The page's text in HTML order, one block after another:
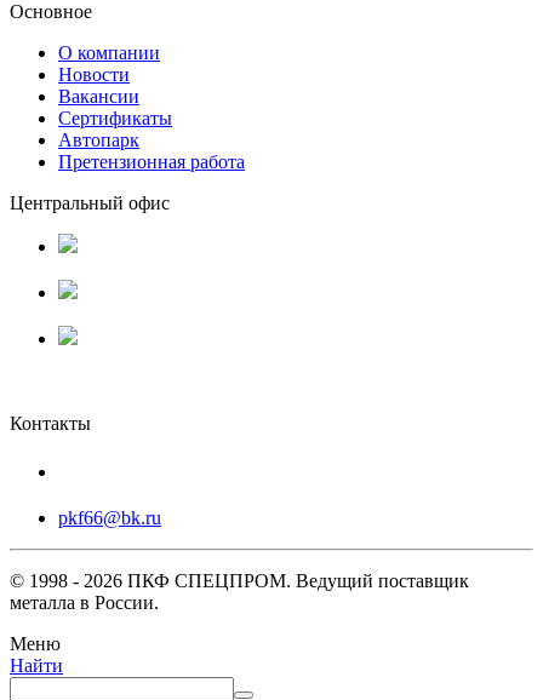
Основное
О компании
Новости
Вакансии
Сертификаты
Автопарк
Претензионная работа
Центральный офис
Контакты
pkf66@bk.ru
© 1998 - 2026 ПКФ СПЕЦПРОМ. Ведущий поставщик
металла в России.
Меню
Найти